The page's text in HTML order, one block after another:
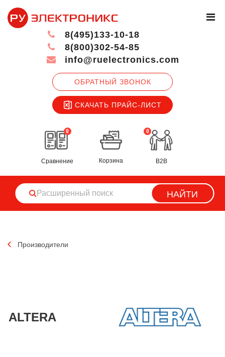
ОБРАТНЫЙ ЗВОНОК
СКАЧАТЬ ПРАЙС-ЛИСТ
8(495)133-10-18
8(800)302-54-85
info@ruelectronics.com
0
Сравнение
0
Корзина B2B
НАЙТИ
Производители
ALTERA